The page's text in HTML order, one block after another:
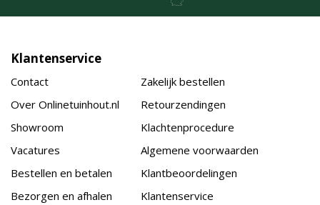
Klantenservice
Contact
Over Onlinetuinhout.nl
Showroom
Vacatures
Bestellen en betalen
Bezorgen en afhalen
Zakelijk bestellen
Retourzendingen
Klachtenprocedure
Algemene voorwaarden
Klantbeoordelingen
Klantenservice